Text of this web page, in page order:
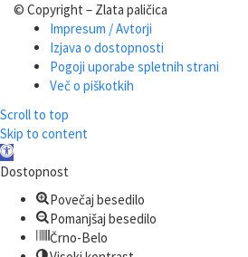
© Copyright – Zlata paličica
Impresum / Avtorji
Izjava o dostopnosti
Pogoji uporabe spletnih strani
Več o piškotkih
Scroll to top
Skip to content
Open
toolbar
Dostopnost
Povečaj besedilo
Pomanjšaj besedilo
Črno-Belo